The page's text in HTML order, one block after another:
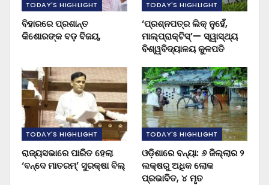
TODAY'S HIGHLIGHT
ବିହାରରେ ପ୍ରଶାନ୍ତ
କିଶୋରଙ୍କ ବଡ଼ ବିଜୟ,
TODAY'S HIGHLIGHT
‘ପ୍ରଶ୍ନପତ୍ର ଲିକ୍ ନୁହେଁ,
ମାଲ୍‌ପ୍ରାକ୍ଟିସ୍’— ସ୍ୱାସ୍ଥ୍ୟ
ବିଶ୍ୱବିଦ୍ୟାଳୟ କୁଳପତି
TODAY'S HIGHLIGHT
ରାଜ୍ୟସଭାରେ ପାରିତ ହେଲା
‘ବନ୍ଦେ ମାତରମ୍’ ସୁରକ୍ଷା ବିଲ୍
TODAY'S HIGHLIGHT
ଓଡ଼ିଶାରେ ବନ୍ୟା: ୬ ଜିଲ୍ଲାର ୨
ଲକ୍ଷରୁ ଅଧିକ ଲୋକ
ପ୍ରଭାବିତ, ୪ ମୃତ